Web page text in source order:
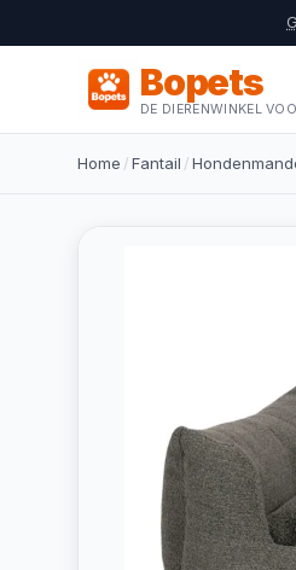
Bopets
DE DIERENWINKEL
Home /Fantail /